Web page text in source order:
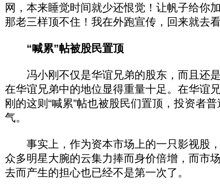
网，本来睡觉时间就少还恨觉！让帆子给你
那老三样顶不住！我在外跑宣传，回来就去
“喊累”帖被股民置顶
冯小刚不仅是华谊兄弟的股东，而且还
在华谊兄弟中的地位显得重量十足。在华谊
刚的这则“喊累”帖也被股民们置顶，投资者
气。
事实上，作为资本市场上的一只影视股
众多明星大腕的云集力捧而身价倍增，而市
去而产生的担心也已经不是第一次了。